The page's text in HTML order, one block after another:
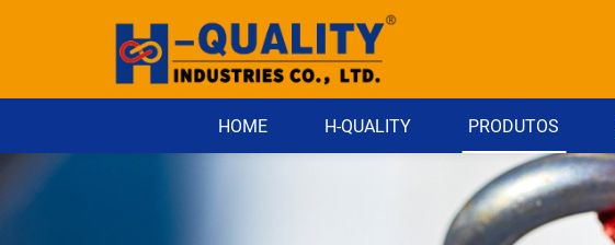
HOME H-QUALITY PRODUTOS